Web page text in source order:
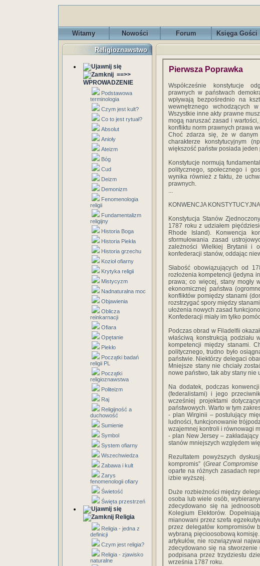
Witamy Nowości Forum Księga Gości
Religioznawstwo
==>>
WPROWADZENIE
Podstawowa
terminologia
Czym jest kult?
Co to jest rytuał?
Absolut
Anioły
Ateizm
Bóg
Cud
Deizm
Demonizm
Fenomenologia
religii
Fundamentalizm
religijny
Historia Boga
Historia Piekła
Historia grzechu
Kozioł ofiarny
Krytyka religii
Mistycyzm
Nadnaturalna moc
Objawienia
Oblicza
reinkarnacji
Ofiara
Opętanie
Piekło
Początki badań
religii PL
Początki
religioznawstwa
Politeizm
Raj
Religijność a
duchowość
Sumienie
Symbol
System ofiarny
Wszechwiedza
Zabawa i kult
Zarys
fenomenologii ofiary
Świetość
Święta przestrzeń
Religia
Religia - jedna z
definicji
Czym jest religia?
Religia - zjawisko
naturalne
Pierwsza Poprawka
Współcześnie konstytucje
prawnych w państwach
wpływają bezpośrednio na
wewnętrznego wchodzących
Wszystkie inne akty prawne
mogą naruszać zasad i
konfliktu norm prawnych prawa
Choć zdarza się, że w
charakterze konstytucyjnym
większość państw posiada jeden
Konstytucje normują
politycznego, społecznego i
wynika również z faktu, że
prawnych.
...
KONWENCJA KONSTYTUCYJNA
Konstytucja Stanów
1787 roku z udziałem
Rhode Island). Konwencja
sformułowania zasad
zależności Wielkiej Brytanii i
konfederacji stanów, oddając
Słabość obowiązujących od
rozłożenia kompetencji (jedyna
prawa; co więcej, stany mogły
ekonomicznej państwa
konfliktów pomiędzy stanami
rozstrzygać spory między
ułożenia nowych zasad
Konfederacji miały im tylko
Podczas obrad w Filadelfii
właściwą konstrukcją podziału
kompetencji między stanami.
politycznego, trudno było
państwie. Niektórzy delegaci
Mniejsze stany nie chciały
nowe państwo, tak aby stany nie
Na dodatek, podczas
(federalistami) i jego
wcześniej projektami
państwowych. Warto w tym
- plan Wirginii – postulujący
ludności, funkcjonowanie
wzajemnej kontroli i równowagi
- plan New Jersey –
stanów mniejszych względem
Rezultatem powyższych
kompromis” (Great Compromise
oparte na różnych zasadach
izbie wyższej.
Duże rozbieżności między
osoba lub wiele osób,
zdecydowano się na
Kolegium Elektorów.
mianowani przez szefa
przez delegatów kompromisów
wybraną pięcioosobową
artykułów, nie rozwiązywał
zdecydowano się na stworzenie
podpisana przez trzydziestu
września 1787 roku.